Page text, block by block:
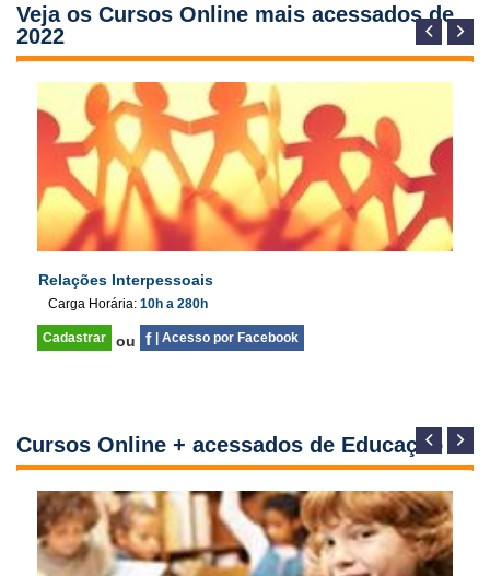
Veja os Cursos Online mais acessados de
2022
Relações Interpessoais
Carga Horária: 10h a 280h
Cadastrar ou f | Acesso por Facebook
Cursos Online + acessados de Educação